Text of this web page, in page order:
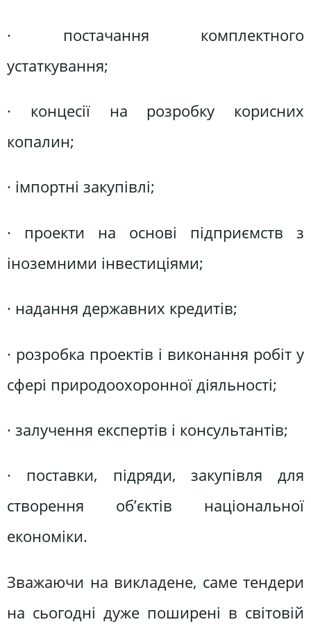
· постачання комплектного
устаткування;
· концесії на розробку корисних
копалин;
· імпортні закупівлі;
· проекти на основі підприємств з
іноземними інвестиціями;
· надання державних кредитів;
· розробка проектів і виконання робіт у
сфері природоохоронної діяльності;
· залучення експертів і консультантів;
· поставки, підряди, закупівля для
створення об’єктів національної
економіки.
Зважаючи на викладене, саме тендери
на сьогодні дуже поширені в світовій